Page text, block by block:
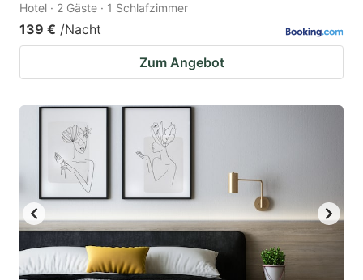
Hotel · 2 Gäste · 1 Schlafzimmer
139 € /Nacht
Zum Angebot